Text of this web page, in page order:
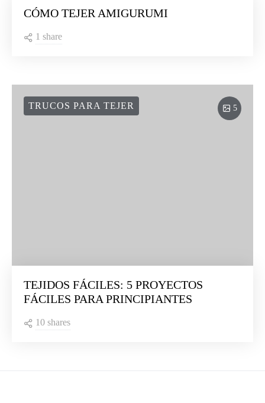
CÓMO TEJER AMIGURUMI
1 share
5
TRUCOS PARA TEJER
TEJIDOS FÁCILES: 5 PROYECTOS
FÁCILES PARA PRINCIPIANTES
10 shares